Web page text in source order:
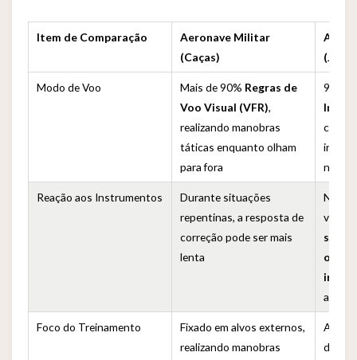
Item de Comparação
Aeronave Militar
(Caças)
Modo de Voo Mais de 90% Regras de
Voo Visual (VFR),
realizando manobras
táticas enquanto olham
para fora
99%
Reação aos Instrumentos
Durante situações
repentinas, a resposta de
correção pode ser mais
lenta
No
vão
olhar
Foco do Treinamento
Fixado em alvos externos,
realizando manobras
de